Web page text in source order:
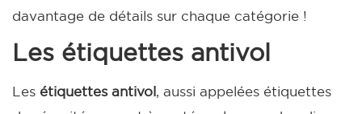
davantage de détails sur chaque catégorie !
Les étiquettes antivol
Les étiquettes antivol, aussi appelées étiquettes